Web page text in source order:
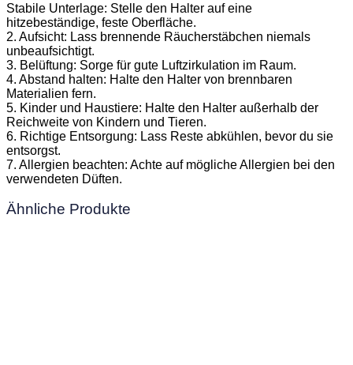
Stabile Unterlage: Stelle den Halter auf eine
hitzebeständige, feste Oberfläche.
2. Aufsicht: Lass brennende Räucherstäbchen niemals
unbeaufsichtigt.
3. Belüftung: Sorge für gute Luftzirkulation im Raum.
4. Abstand halten: Halte den Halter von brennbaren
Materialien fern.
5. Kinder und Haustiere: Halte den Halter außerhalb der
Reichweite von Kindern und Tieren.
6. Richtige Entsorgung: Lass Reste abkühlen, bevor du sie
entsorgst.
7. Allergien beachten: Achte auf mögliche Allergien bei den
verwendeten Düften.
Ähnliche Produkte